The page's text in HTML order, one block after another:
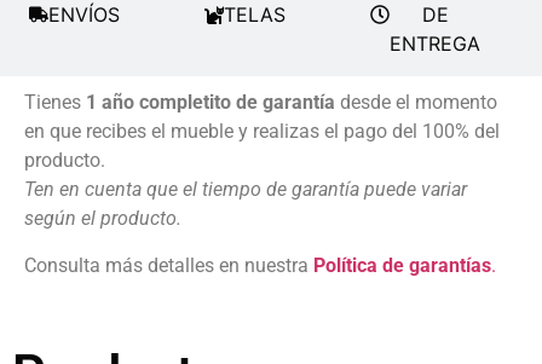
ENVÍOS TELAS
DE
ENTREGA
Tienes 1 año completito de garantía desde el momento
en que recibes el mueble y realizas el pago del 100% del
producto.
Ten en cuenta que el tiempo de garantía puede variar
según el producto.
Consulta más detalles en nuestra Política de garantías.